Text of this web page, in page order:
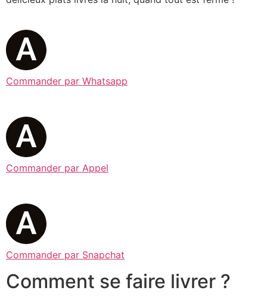
Commander par Whatsapp
Commander par Appel
Commander par Snapchat
Comment se faire livrer ?